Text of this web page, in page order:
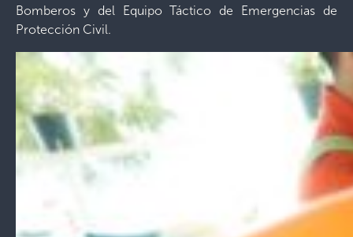
Bomberos y del Equipo Táctico de Emergencias de
Protección Civil.